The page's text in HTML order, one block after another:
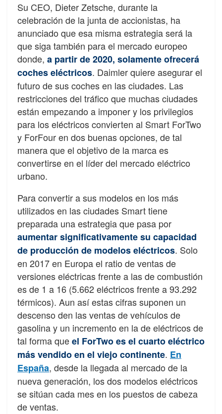
Su CEO, Dieter Zetsche, durante la
celebración de la junta de accionistas, ha
anunciado que esa misma estrategia será la
que siga también para el mercado europeo
donde, a partir de 2020, solamente ofrecerá
coches eléctricos. Daimler quiere asegurar el
futuro de sus coches en las ciudades. Las
restricciones del tráfico que muchas ciudades
están empezando a imponer y los privilegios
para los eléctricos convierten al Smart ForTwo
y ForFour en dos buenas opciones, de tal
manera que el objetivo de la marca es
convertirse en el líder del mercado eléctrico
urbano.
Para convertir a sus modelos en los más
utilizados en las ciudades Smart tiene
preparada una estrategia que pasa por
aumentar significativamente su capacidad
de producción de modelos eléctricos. Solo
en 2017 en Europa el ratio de ventas de
versiones eléctricas frente a las de combustión
es de 1 a 16 (5.662 eléctricos frente a 93.292
térmicos). Aun así estas cifras suponen un
descenso den las ventas de vehículos de
gasolina y un incremento en la de eléctricos de
tal forma queel ForTwo es el cuarto eléctrico
más vendido en el viejo continente. En
España, desde la llegada al mercado de la
nueva generación, los dos modelos eléctricos
se sitúan cada mes en los puestos de cabeza
de ventas.